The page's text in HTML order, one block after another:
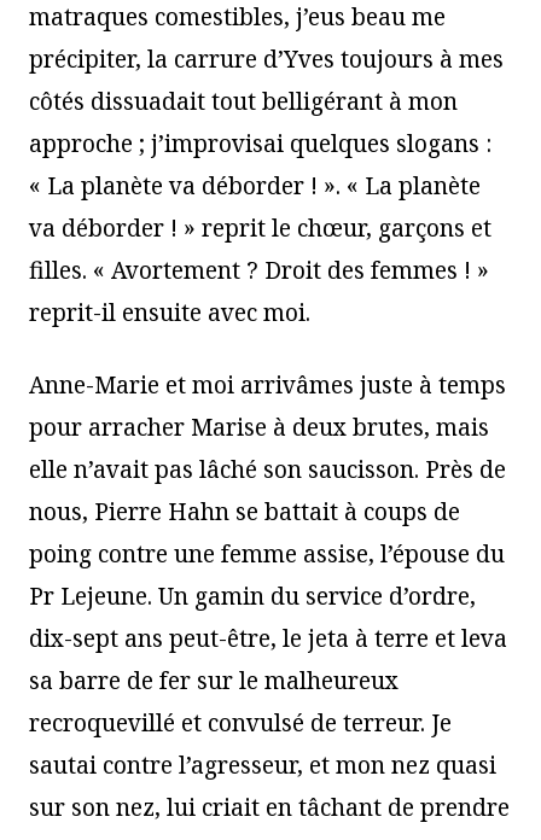
matraques comestibles, j’eus beau me
précipiter, la carrure d’Yves toujours à mes
côtés dissuadait tout belligérant à mon
approche ; j’improvisai quelques slogans :
« La planète va déborder ! ». « La planète
va déborder ! » reprit le chœur, garçons et
filles. « Avortement ? Droit des femmes ! »
reprit-il ensuite avec moi.
Anne-Marie et moi arrivâmes juste à temps
pour arracher Marise à deux brutes, mais
elle n’avait pas lâché son saucisson. Près de
nous, Pierre Hahn se battait à coups de
poing contre une femme assise, l’épouse du
Pr Lejeune. Un gamin du service d’ordre,
dix-sept ans peut-être, le jeta à terre et leva
sa barre de fer sur le malheureux
recroquevillé et convulsé de terreur. Je
sautai contre l’agresseur, et mon nez quasi
sur son nez, lui criait en tâchant de prendre